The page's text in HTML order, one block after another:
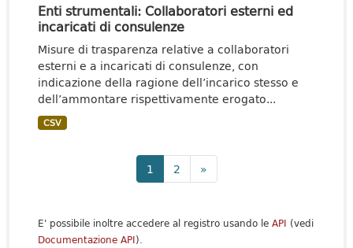
Enti strumentali: Collaboratori esterni ed
incaricati di consulenze
Misure di trasparenza relative a collaboratori
esterni e a incaricati di consulenze, con
indicazione della ragione dell’incarico stesso e
dell’ammontare rispettivamente erogato...
CSV
1 2 »
E' possibile inoltre accedere al registro usando le API (vedi
Documentazione API).